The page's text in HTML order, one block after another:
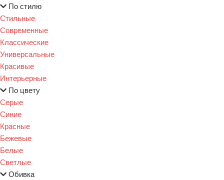
По стилю
Стильные
Современные
Классические
Универсальные
Красивые
Интерьерные
По цвету
Серые
Синие
Красные
Бежевые
Белые
Светлые
Обивка